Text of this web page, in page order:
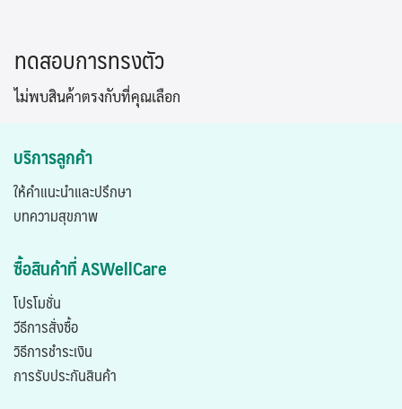
content
ทดสอบการทรงตัว
ไม่พบสินค้าตรงกับที่คุณเลือก
บริการลูกค้า
ให้คำแนะนำและปรึกษา
บทความสุขภาพ
ซื้อสินค้าที่ ASWellCare
โปรโมชั่น
วีธีการสั่งซื้อ
วิธีการชำระเงิน
การรับประกันสินค้า